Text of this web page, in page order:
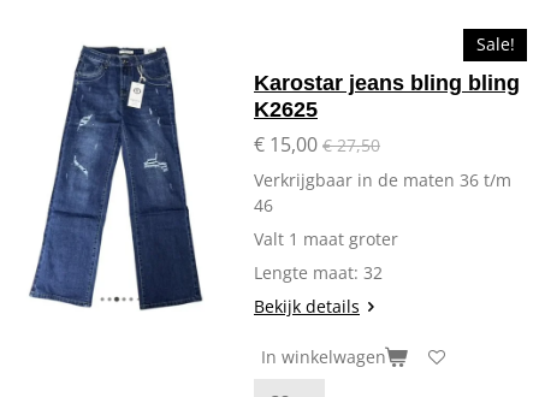
Sale!
Karostar jeans bling bling
K2625
€ 15,00 € 27,50
Verkrijgbaar in de maten 36 t/m
46
Valt 1 maat groter
Lengte maat: 32
Bekijk details
In winkelwagen